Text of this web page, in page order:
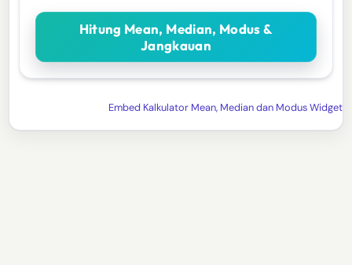
Embed Kalkulator Mean, Median dan Modus Widget